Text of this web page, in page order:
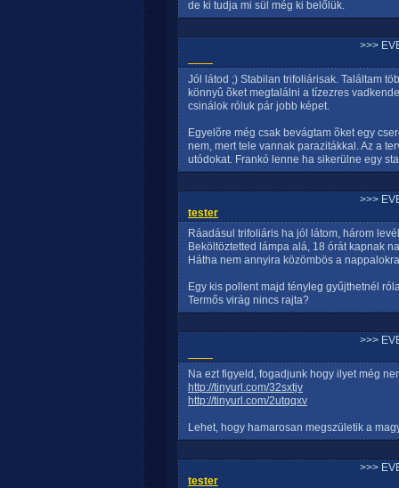
de ki tudja mi sül még ki belőlük.
>>>
Jól látod ;) Stabilan trifoliárisak. Találtam
könnyû õket megtalálni a tízezres
csinálok róluk pár jobb képet.
Egyelõre még csak bevágtam õket egy
nem, mert tele vannak parazitákkal. Az a
utódokat. Frankó lenne ha sikerülne egy
>>>
tester
Ráadásul trifoliáris ha jól látom, három
Beköltöztetted lámpa alá, 18 órát kapnak
Hátha nem annyira közömbös a
Egy kis pollent majd tényleg gyűjthetnél
Termős virág nincs rajta?
>>>
Na ezt figyeld, fogadjunk hogy ilyet még
http://tinyurl.com/32sxtjv
http://tinyurl.com/2utqqxv
Lehet, hogy hamarosan megszületik a
>>>
tester